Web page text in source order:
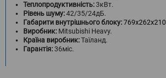
Теплопродуктивність:3кВт.
Рівень шуму:42/35/24дБ.
Габарити внутрішнього блоку:769x262x210
Виробник: Mitsubishi Heavy.
Країна виробник:Таїланд.
Гарантія:36міс.